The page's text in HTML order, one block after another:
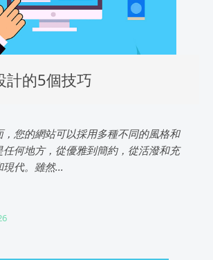
計的5個技巧
，您的網站可以採用多種不同的風格和
任何地方，從優雅到簡約，從活潑和充
代。雖然...